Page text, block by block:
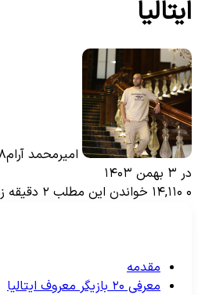
امیرمحمد آرام۲۸ تیر ۱۴۰۲
۱۴۰۳
خواندن این مطلب ۲ دقیقه زمان میبرد
مقدمه
معرفی ۲۰ بازیگر معروف ایتالیا